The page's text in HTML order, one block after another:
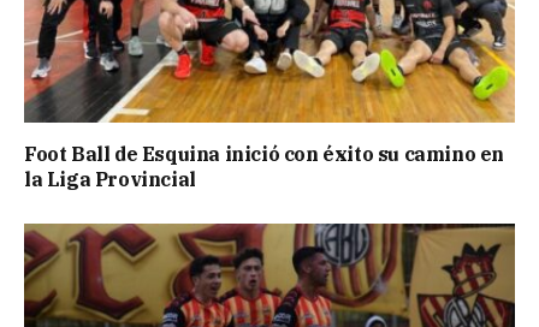
Foot Ball de Esquina inició con éxito su camino en
la Liga Provincial